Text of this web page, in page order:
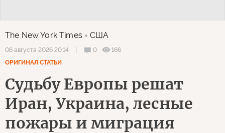
The New York Times США
06 августа 2026 20:14 0
166
ОРИГИНАЛ СТАТЬИ
Судьбу Европы решат
Иран, Украина, лесные
пожары и миграция